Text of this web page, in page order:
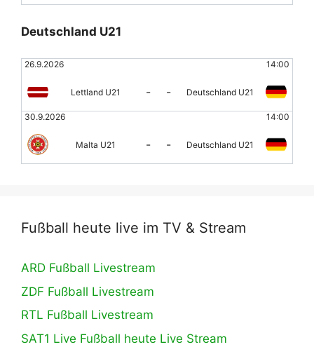
Deutschland U21
26.9.2026 14:00
Lettland U21 - - Deutschland U21
30.9.2026 14:00
Malta U21 - - Deutschland U21
Fußball heute live im TV & Stream
ARD Fußball Livestream
ZDF Fußball Livestream
RTL Fußball Livestream
SAT1 Live Fußball heute Live Stream